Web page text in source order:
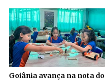
Goiânia avança na nota do